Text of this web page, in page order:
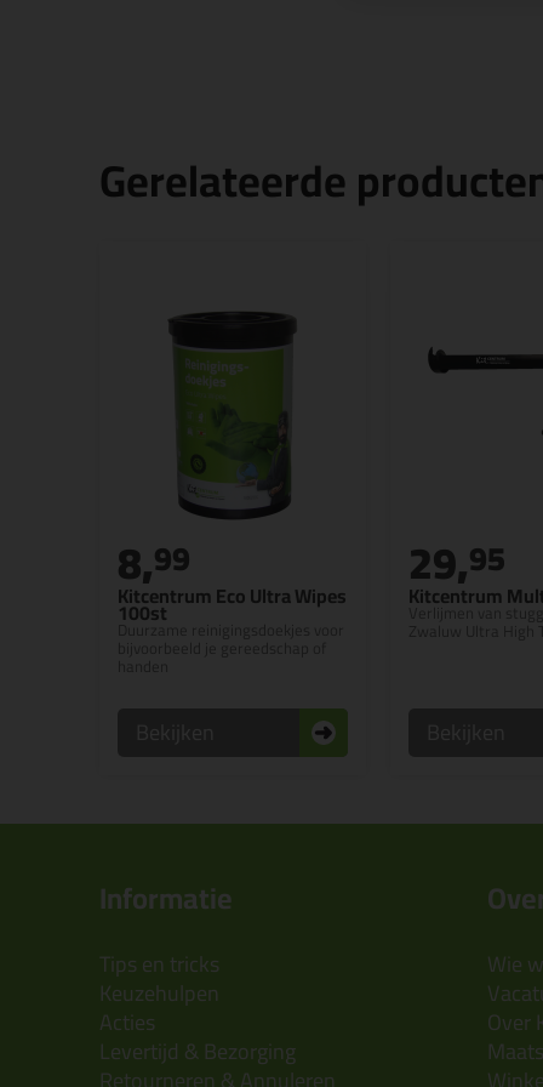
Gerelateerde
Kitcentrum Eco Ultra Wipes
100st
Duurzame reinigingsdoekjes voor
8,99
Kitcentrum
Verlijmen van
29,95
Informatie
Tips en tricks
Keuzehulpen
Acties
Levertijd & Bezorging
Wie
Over